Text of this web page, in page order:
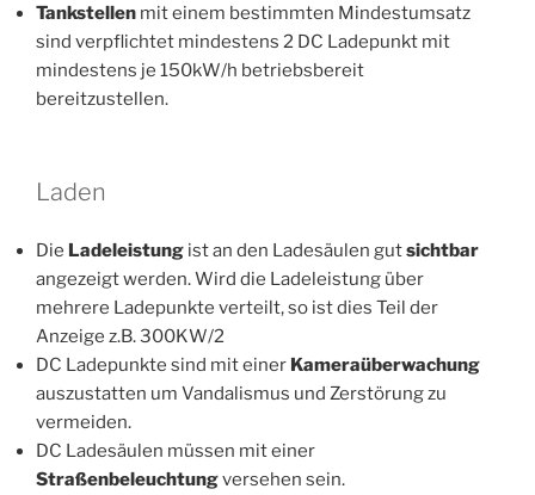
Tankstellen mit einem bestimmten Mindestumsatz
sind verpflichtet mindestens 2 DC Ladepunkt mit
mindestens je 150kW/h betriebsbereit
bereitzustellen.
Laden
Die Ladeleistung ist an den Ladesäulen gutsichtbar
angezeigt werden. Wird die Ladeleistung über
mehrere Ladepunkte verteilt, so ist dies Teil der
Anzeige z.B. 300KW/2
DC Ladepunkte sind mit einer Kameraüberwachung
auszustatten um Vandalismus und Zerstörung zu
vermeiden.
DC Ladesäulen müssen mit einer
Straßenbeleuchtungversehen sein.